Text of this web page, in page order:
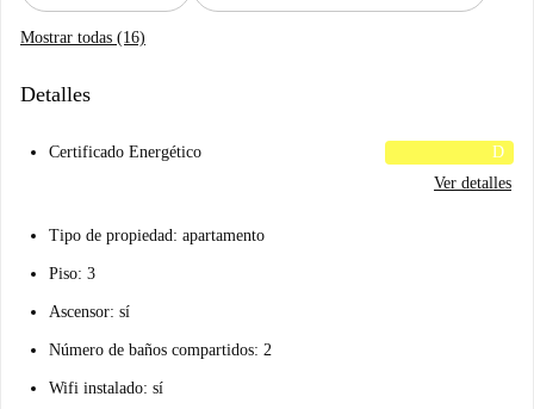
Mostrar todas (16)
Detalles
Certificado Energético
D
Ver detalles
Tipo de propiedad: apartamento
Piso: 3
Ascensor: sí
Número de baños compartidos: 2
Wifi instalado: sí